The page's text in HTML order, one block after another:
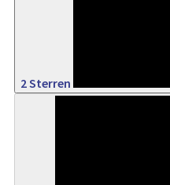
2 Sterren